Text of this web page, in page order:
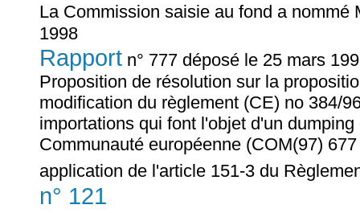
La Commission saisie au fond a nommé
1998
Rapport n° 777 déposé le 25 mars
Proposition de résolution sur la
modification du règlement (CE) no 384/
importations qui font l'objet d'un
Communauté européenne (COM(97)
application de l'article 151-3 du
n° 121